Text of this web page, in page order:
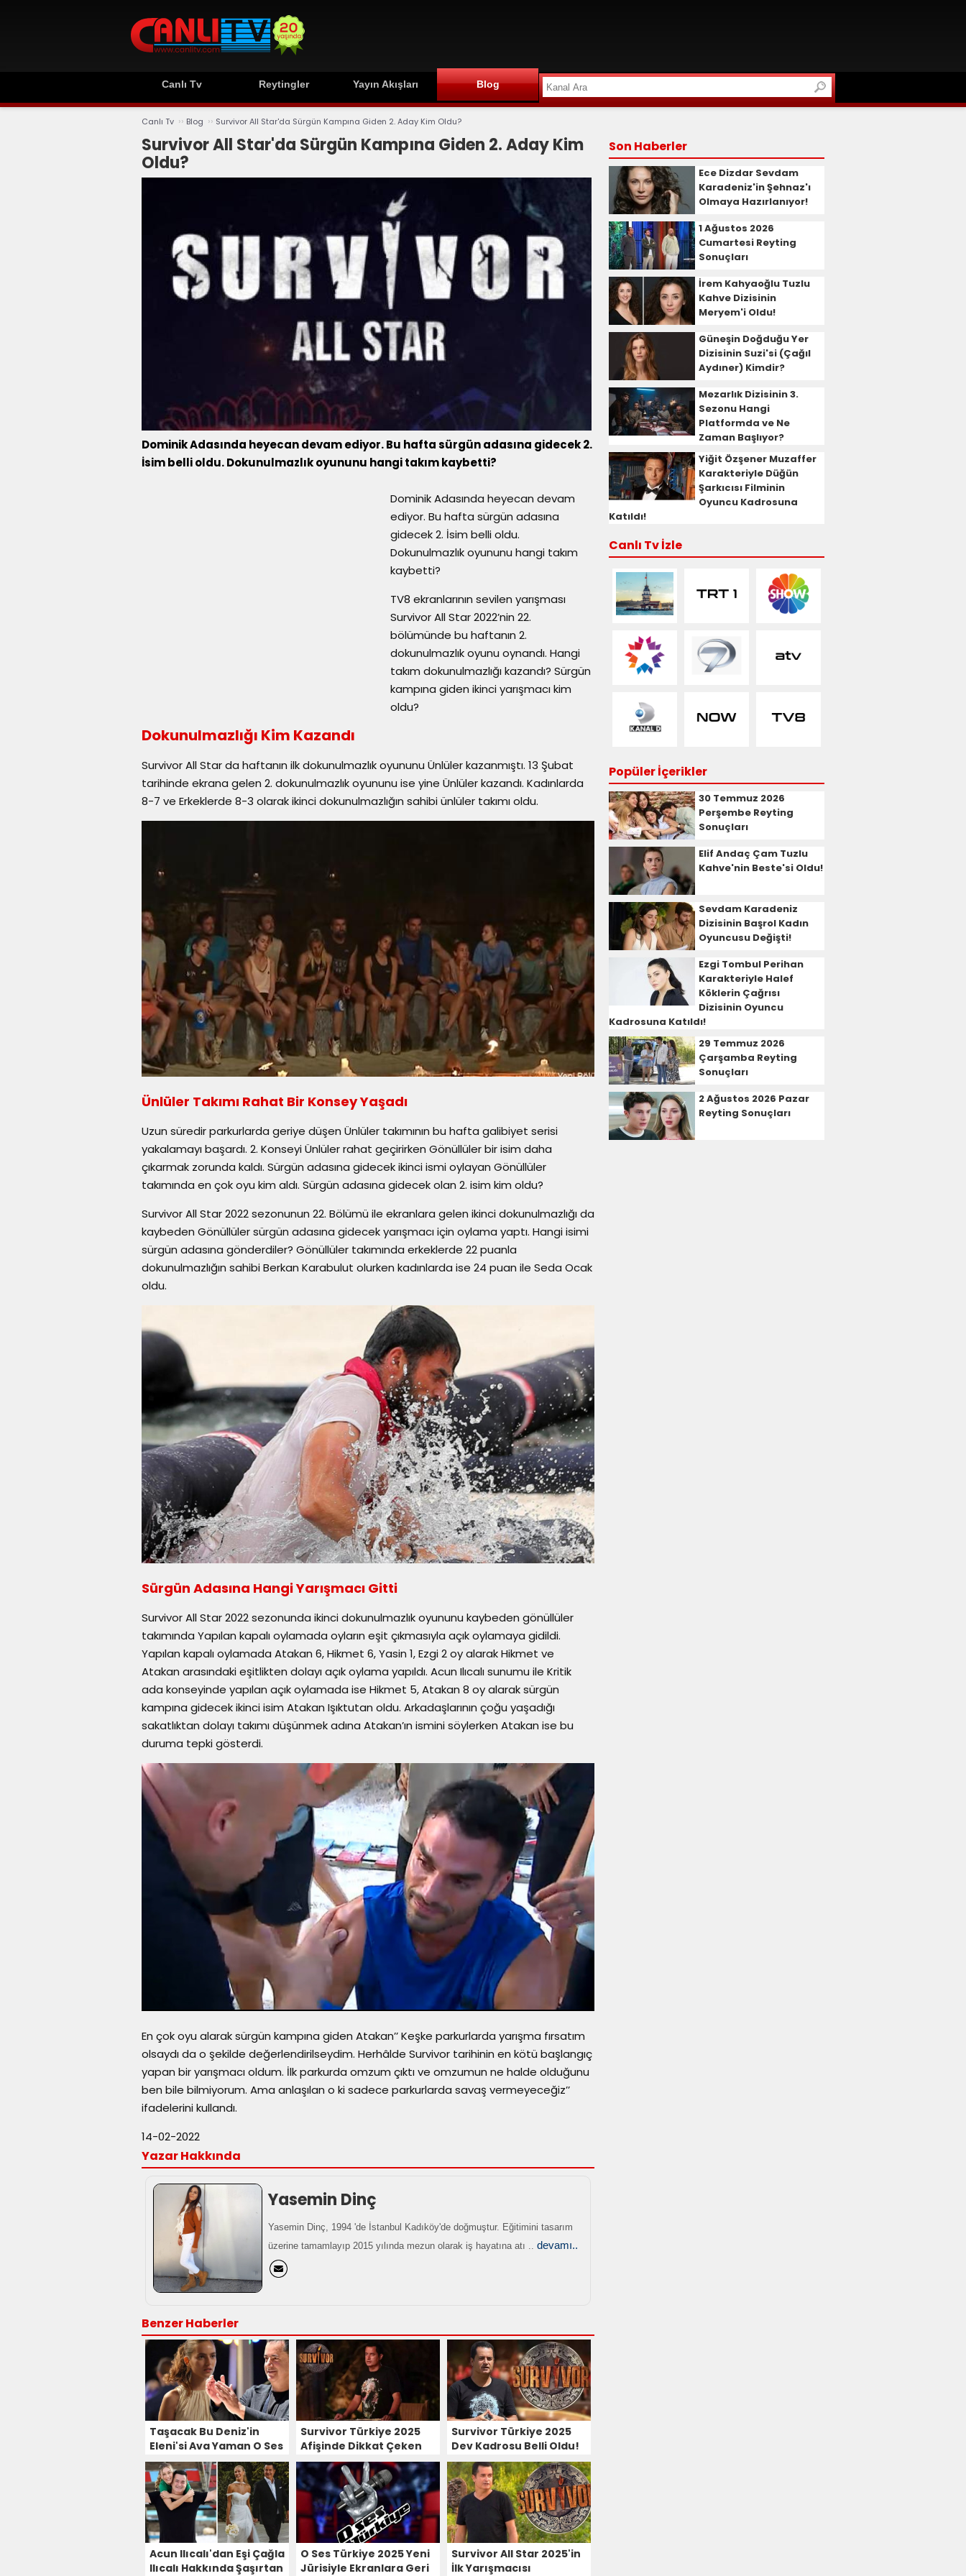
Canlı Tv Reytingler Yayın Akışları Blog
Canlı Tv ›› Blog ›› Survivor All Star'da Sürgün Kampına Giden 2. Aday Kim Oldu?
Survivor All Star'da Sürgün Kampına Giden 2. Aday Kim
Oldu?
Dominik Adasında heyecan devam ediyor. Bu hafta sürgün adasına gidecek 2.
İsim belli oldu. Dokunulmazlık oyununu hangi takım kaybetti?
Dominik Adasında heyecan devam
ediyor. Bu hafta sürgün adasına
gidecek 2. İsim belli oldu.
Dokunulmazlık oyununu hangi takım
kaybetti?
TV8 ekranlarının sevilen yarışması
Survivor All Star 2022’nin 22.
bölümünde bu haftanın 2.
dokunulmazlık oyunu oynandı. Hangi
takım dokunulmazlığı kazandı? Sürgün
kampına giden ikinci yarışmacı kim
oldu?
Dokunulmazlığı Kim Kazandı
Survivor All Star da haftanın ilk dokunulmazlık oyununu Ünlüler kazanmıştı. 13 Şubat
tarihinde ekrana gelen 2. dokunulmazlık oyununu ise yine Ünlüler kazandı. Kadınlarda
8-7 ve Erkeklerde 8-3 olarak ikinci dokunulmazlığın sahibi ünlüler takımı oldu.
Ünlüler Takımı Rahat Bir Konsey Yaşadı
Uzun süredir parkurlarda geriye düşen Ünlüler takımının bu hafta galibiyet serisi
yakalamayı başardı. 2. Konseyi Ünlüler rahat geçirirken Gönüllüler bir isim daha
çıkarmak zorunda kaldı. Sürgün adasına gidecek ikinci ismi oylayan Gönüllüler
takımında en çok oyu kim aldı. Sürgün adasına gidecek olan 2. isim kim oldu?
Survivor All Star 2022 sezonunun 22. Bölümü ile ekranlara gelen ikinci dokunulmazlığı da
kaybeden Gönüllüler sürgün adasına gidecek yarışmacı için oylama yaptı. Hangi isimi
sürgün adasına gönderdiler? Gönüllüler takımında erkeklerde 22 puanla
dokunulmazlığın sahibi Berkan Karabulut olurken kadınlarda ise 24 puan ile Seda Ocak
oldu.
Sürgün Adasına Hangi Yarışmacı Gitti
Survivor All Star 2022 sezonunda ikinci dokunulmazlık oyununu kaybeden gönüllüler
takımında Yapılan kapalı oylamada oyların eşit çıkmasıyla açık oylamaya gidildi.
Yapılan kapalı oylamada Atakan 6, Hikmet 6, Yasin 1, Ezgi 2 oy alarak Hikmet ve
Atakan arasındaki eşitlikten dolayı açık oylama yapıldı. Acun Ilıcalı sunumu ile Kritik
ada konseyinde yapılan açık oylamada ise Hikmet 5, Atakan 8 oy alarak sürgün
kampına gidecek ikinci isim Atakan Işıktutan oldu. Arkadaşlarının çoğu yaşadığı
sakatlıktan dolayı takımı düşünmek adına Atakan’ın ismini söylerken Atakan ise bu
duruma tepki gösterdi.
En çok oyu alarak sürgün kampına giden Atakan’’ Keşke parkurlarda yarışma fırsatım
olsaydı da o şekilde değerlendirilseydim. Herhâlde Survivor tarihinin en kötü başlangıç
yapan bir yarışmacı oldum. İlk parkurda omzum çıktı ve omzumun ne halde olduğunu
ben bile bilmiyorum. Ama anlaşılan o ki sadece parkurlarda savaş vermeyeceğiz’’
ifadelerini kullandı.
14-02-2022
Yazar Hakkında
Yasemin Dinç
Yasemin Dinç, 1994 'de İstanbul Kadıköy'de doğmuştur. Eğitimini tasarım
üzerine tamamlayıp 2015 yılında mezun olarak iş hayatına atı .. devamı..
Benzer Haberler
Taşacak Bu Deniz'in
Eleni'si Ava Yaman O Ses
Türkiye Yılbaşı Özel
Programına Mı Konuk
Oluyor?
Survivor Türkiye 2025
Afişinde Dikkat Çeken
Detay!
Survivor Türkiye 2025
Dev Kadrosu Belli Oldu!
Yeni Sezon Bomba Gibi
Geliyor!
Acun Ilıcalı'dan Eşi Çağla
Ilıcalı Hakkında Şaşırtan
O Ses Türkiye 2025 Yeni
Jürisiyle Ekranlara Geri
Survivor All Star 2025'in
İlk Yarışmacısı
Son Haberler
Ece Dizdar Sevdam
Karadeniz'in Şehnaz'ı
Olmaya Hazırlanıyor!
1 Ağustos 2026
Cumartesi Reyting
Sonuçları
İrem Kahyaoğlu Tuzlu
Kahve Dizisinin
Meryem'i Oldu!
Güneşin Doğduğu Yer
Dizisinin Suzi'si (Çağıl
Aydıner) Kimdir?
Mezarlık Dizisinin 3.
Sezonu Hangi
Platformda ve Ne
Zaman Başlıyor?
Yiğit Özşener Muzaffer
Karakteriyle Düğün
Şarkıcısı Filminin
Oyuncu Kadrosuna
Katıldı!
Canlı Tv İzle
Popüler İçerikler
30 Temmuz 2026
Perşembe Reyting
Sonuçları
Elif Andaç Çam Tuzlu
Kahve'nin Beste'si Oldu!
Sevdam Karadeniz
Dizisinin Başrol Kadın
Oyuncusu Değişti!
Ezgi Tombul Perihan
Karakteriyle Halef
Köklerin Çağrısı
Dizisinin Oyuncu
Kadrosuna Katıldı!
29 Temmuz 2026
Çarşamba Reyting
Sonuçları
2 Ağustos 2026 Pazar
Reyting Sonuçları